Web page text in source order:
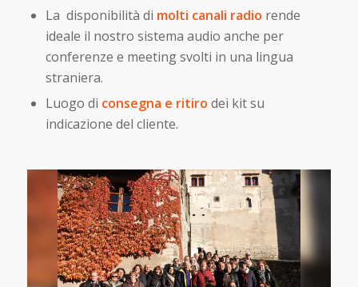
La disponibilità di molti canali radio rende
ideale il nostro sistema audio anche per
conferenze e meeting svolti in una lingua
straniera.
Luogo di consegna e ritiro dei kit su
indicazione del cliente.